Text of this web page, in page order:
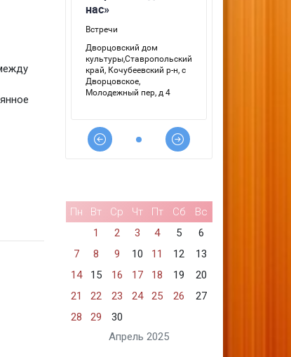
Апрель 2025
Пн Вт Ср Чт Пт Сб
Вс
1
2 3 4 5
6
7
8 9 10 11 12
13
14
15 16 17 18 19
20
21
22 23 24 25 26
27
28
29 30